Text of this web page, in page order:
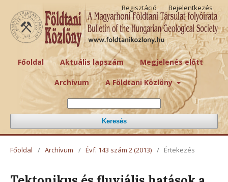
Főoldal Aktuális lapszám Megjelenés előtt
Archívum A Földtani Közlöny
Keresés
Regisztáció Bejelentkezés
Főoldal / Archívum / Évf. 143 szám 2 (2013) / Értekezés